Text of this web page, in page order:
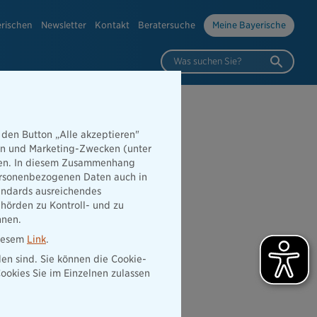
Newsletter Kontakt Beratersuche Meine Bayerische
Was suchen Sie?
Button „Alle akzeptieren"
und Marketing-Zwecken (unter
In diesem Zusammenhang
Daten auch in
ausreichendes
zu Kontroll- und zu
Link.
sind. Sie können die Cookie-
Sie im Einzelnen zulassen